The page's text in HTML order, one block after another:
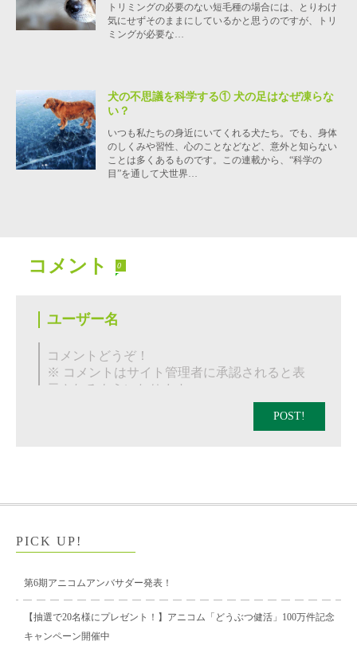
トリミングの必要のない短毛種の場合には、とりわけ
気にせずそのままにしているかと思うのですが、トリ
ミングが必要な…
犬の不思議を科学する① 犬の足はなぜ凍らな
い？
いつも私たちの身近にいてくれる犬たち。でも、身体
のしくみや習性、心のことなどなど、意外と知らない
ことは多くあるものです。この連載から、“科学の
目”を通して犬世界…
コメント 0
POST!
PICK UP!
第6期アニコムアンバサダー発表！
【抽選で20名様にプレゼント！】アニコム「どうぶつ健活」100万件記念
キャンペーン開催中